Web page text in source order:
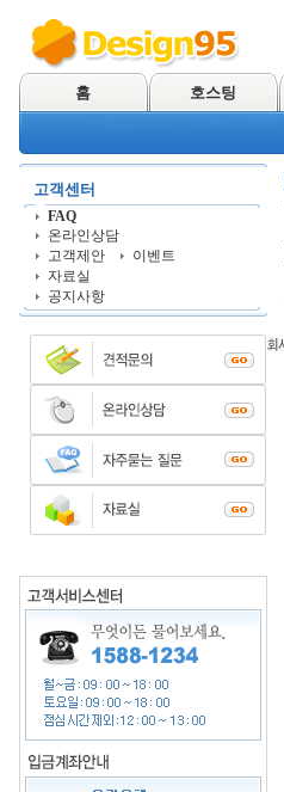
홈 호스팅
고객센터
FAQ
온라인상담
고객제안
이벤트
자료실
공지사항